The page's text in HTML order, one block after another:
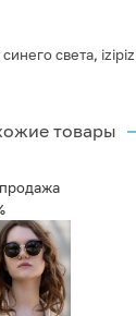
света,
товары